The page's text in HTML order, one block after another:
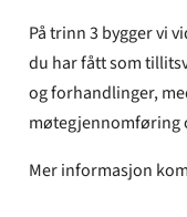
På trinn 3 bygger vi
du har fått som
og forhandlinger,
møtegjennomføring
Mer informasjon